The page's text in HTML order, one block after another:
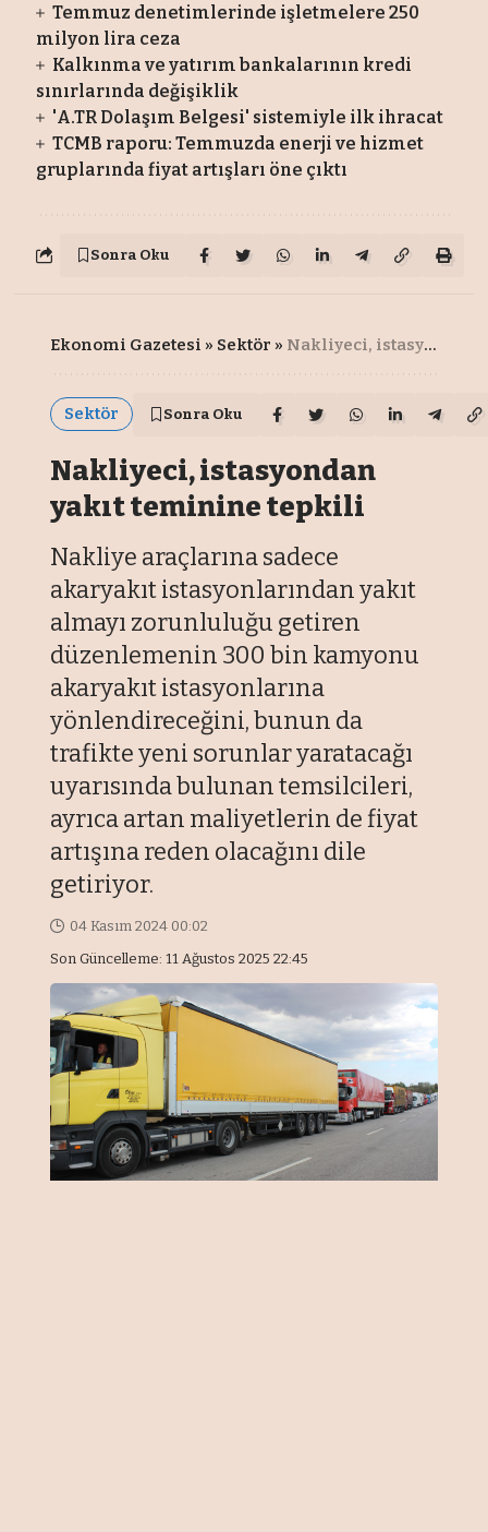
Temmuz denetimlerinde işletmelere 250
milyon lira ceza
Kalkınma ve yatırım bankalarının kredi
sınırlarında değişiklik
'A.TR Dolaşım Belgesi' sistemiyle ilk ihracat
TCMB raporu: Temmuzda enerji ve hizmet
gruplarında fiyat artışları öne çıktı
Sonra Oku
Ekonomi Gazetesi » Sektör » Nakliyeci, istasyondan yakıt teminine tepkili
Sektör Sonra Oku
Nakliyeci, istasyondan
yakıt teminine tepkili
Nakliye araçlarına sadece
akaryakıt istasyonlarından yakıt
almayı zorunluluğu getiren
düzenlemenin 300 bin kamyonu
akaryakıt istasyonlarına
yönlendireceğini, bunun da
trafikte yeni sorunlar yaratacağı
uyarısında bulunan temsilcileri,
ayrıca artan maliyetlerin de fiyat
artışına reden olacağını dile
getiriyor.
Son Güncelleme: 11 Ağustos 2025 22:45
04 Kasım 2024 00:02